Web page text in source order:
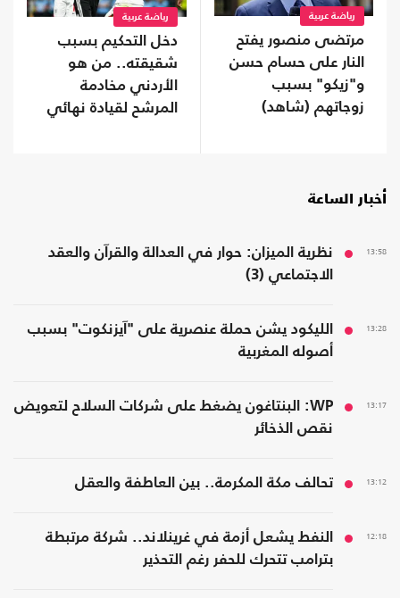
رياضة عربية
مرتضى منصور يفتح
النار على حسام حسن
و"زيكو" بسبب
زوجاتهم (شاهد)
رياضة عربية
دخل التحكيم بسبب
شقيقته.. من هو
الأردني مخادمة
المرشح لقيادة نهائي
أخبار الساعة
13:58
نظرية الميزان: حوار في العدالة والقرآن والعقد
الاجتماعي (3)
13:28
الليكود يشن حملة عنصرية على "آيزنكوت" بسبب
أصوله المغربية
13:17
WP: البنتاغون يضغط على شركات السلاح لتعويض
نقص الذخائر
13:12 تحالف مكة المكرمة.. بين العاطفة والعقل
12:18
النفط يشعل أزمة في غرينلاند.. شركة مرتبطة
بترامب تتحرك للحفر رغم التحذير